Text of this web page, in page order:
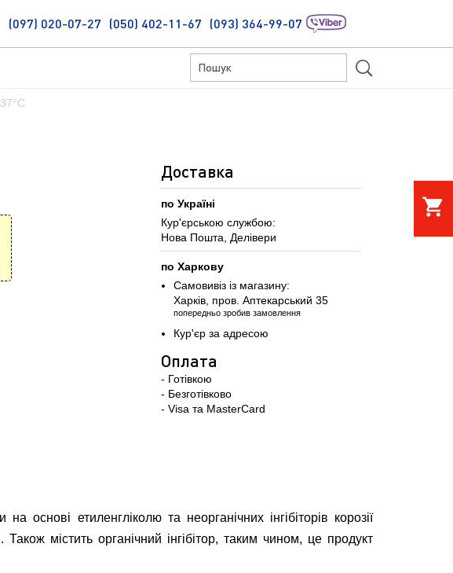
Доставка
по Україні
Кур'єрською службою:
Нова Пошта, Делівери
по Харкову
Самовивіз із магазину:
Харків, пров. Аптекарський 35
попередньо зробив замовлення
Кур'єр за адресою
Оплата
- Готівкою
- Безготівково
- Visa та MasterCard
етиленгліколю та неорганічних інгібіторів корозії
містить органічний інгібітор, таким чином, це продукт
(097) 020-07-27 (050) 402-11-67 (093) 364-99-07
S
shopping_cart